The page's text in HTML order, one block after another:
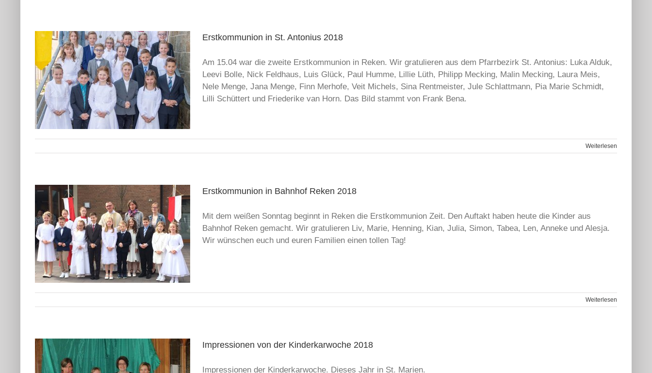
Erstkommunion in St. Antonius 2018
Am 15.04 war die zweite Erstkommunion in Reken. Wir gratulieren aus dem Pfarrbezirk St. Antonius: Luka Alduk,
Leevi Bolle, Nick Feldhaus, Luis Glück, Paul Humme, Lillie Lüth, Philipp Mecking, Malin Mecking, Laura Meis,
Nele Menge, Jana Menge, Finn Merhofe, Veit Michels, Sina Rentmeister, Jule Schlattmann, Pia Marie Schmidt,
Lilli Schüttert und Friederike van Horn. Das Bild stammt von Frank Bena.
Weiterlesen
Erstkommunion in Bahnhof Reken 2018
Mit dem weißen Sonntag beginnt in Reken die Erstkommunion Zeit. Den Auftakt haben heute die Kinder aus
Bahnhof Reken gemacht. Wir gratulieren Liv, Marie, Henning, Kian, Julia, Simon, Tabea, Len, Anneke und Alesja.
Wir wünschen euch und euren Familien einen tollen Tag!
Weiterlesen
Impressionen von der Kinderkarwoche 2018
Impressionen der Kinderkarwoche. Dieses Jahr in St. Marien.